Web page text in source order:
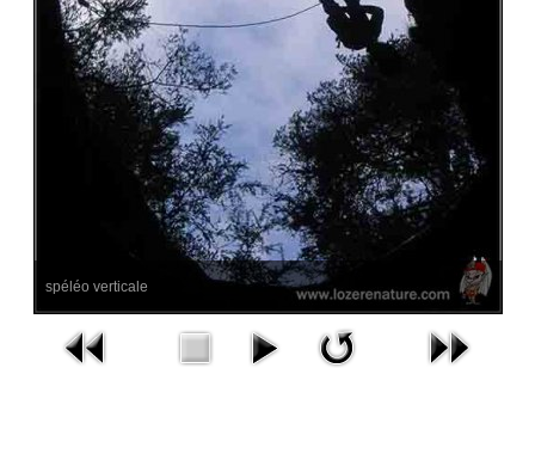
spéléo verticale